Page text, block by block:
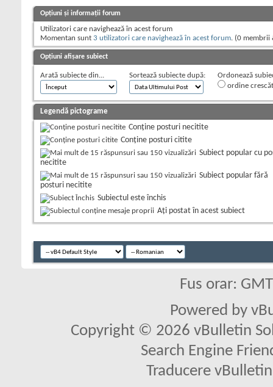
Opțiuni și informații forum
Utilizatori care navighează în acest forum
Momentan sunt 3 utilizatori care navighează în acest forum. (0 membrii
Opțiuni afișare subiect
Arată subiecte din... Sortează subiecte după:
Ordonează
ordine
Legendă pictograme
Conține posturi necitite
Conține posturi citite
Subiect popular cu
necitite
Subiect popular fără
posturi necitite
Subiectul este închis
Aţi postat în acest subiect
Fus orar:
Powered by
Copyright © 2026 vBulletin
Search Engine
Traducere